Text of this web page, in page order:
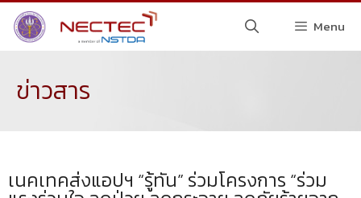
Menu
ข่าวสาร
เนคเทคส่งแอปฯ “รู้ทัน” ร่วมโครงการ “ร่วม